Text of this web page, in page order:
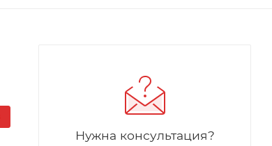
Нужна консультация?